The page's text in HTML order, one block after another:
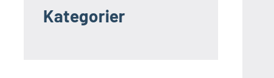
Kategorier